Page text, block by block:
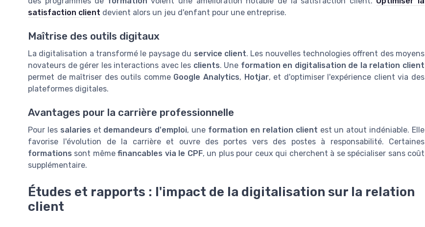
satisfaction client devient alors un jeu d'enfant pour une entreprise.
Maîtrise des outils digitaux
La digitalisation a transformé le paysage du service client. Les nouvelles technologies offrent des moyens
novateurs de gérer les interactions avec les clients. Une formation en digitalisation de la relation client
permet de maîtriser des outils comme Google Analytics, Hotjar, et d'optimiser l'expérience client via des
plateformes digitales.
Avantages pour la carrière professionnelle
Pour les salaries et demandeurs d'emploi, une formation en relation client est un atout indéniable. Elle
favorise l'évolution de la carrière et ouvre des portes vers des postes à responsabilité. Certaines
formations sont mêmefinancables via le CPF, un plus pour ceux qui cherchent à se spécialiser sans coût
supplémentaire.
Études et rapports : l'impact de la digitalisation sur la relation
client